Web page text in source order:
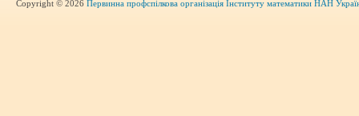
Copyright © 2026 Первинна профспілкова організація Інституту математики НАН